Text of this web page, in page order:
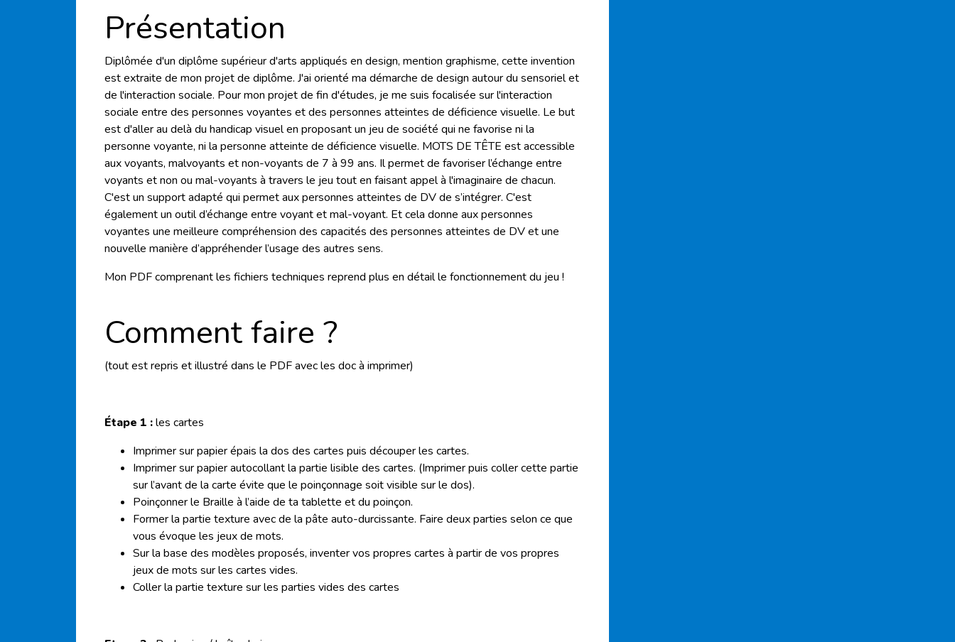
Présentation
Diplômée d'un diplôme supérieur d'arts appliqués en design, mention graphisme, cette invention
est extraite de mon projet de diplôme. J'ai orienté ma démarche de design autour du sensoriel et
de l'interaction sociale. Pour mon projet de fin d'études, je me suis focalisée sur l'interaction
sociale entre des personnes voyantes et des personnes atteintes de déficience visuelle. Le but
est d'aller au delà du handicap visuel en proposant un jeu de société qui ne favorise ni la
personne voyante, ni la personne atteinte de déficience visuelle. MOTS DE TÊTE est accessible
aux voyants, malvoyants et non-voyants de 7 à 99 ans. Il permet de favoriser l’échange entre
voyants et non ou mal-voyants à travers le jeu tout en faisant appel à l'imaginaire de chacun.
C'est un support adapté qui permet aux personnes atteintes de DV de s’intégrer. C'est
également un outil d’échange entre voyant et mal-voyant. Et cela donne aux personnes
voyantes une meilleure compréhension des capacités des personnes atteintes de DV et une
nouvelle manière d’appréhender l’usage des autres sens.
Mon PDF comprenant les fichiers techniques reprend plus en détail le fonctionnement du jeu !
Comment faire ?
(tout est repris et illustré dans le PDF avec les doc à imprimer)
Étape 1 :les cartes
Imprimer sur papier épais la dos des cartes puis découper les cartes.
Imprimer sur papier autocollant la partie lisible des cartes. (Imprimer puis coller cette partie
sur l’avant de la carte évite que le poinçonnage soit visible sur le dos).
Poinçonner le Braille à l’aide de ta tablette et du poinçon.
Former la partie texture avec de la pâte auto-durcissante. Faire deux parties selon ce que
vous évoque les jeux de mots.
Sur la base des modèles proposés, inventer vos propres cartes à partir de vos propres
jeux de mots sur les cartes vides.
Coller la partie texture sur les parties vides des cartes